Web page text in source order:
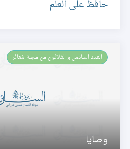
حافظ على العلم
العـدد السادس و الثلاثون من مجلة شعائر
وصايا